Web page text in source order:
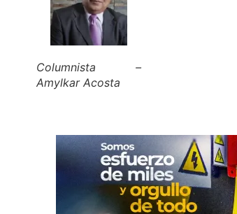
Columnista –
Amylkar Acosta